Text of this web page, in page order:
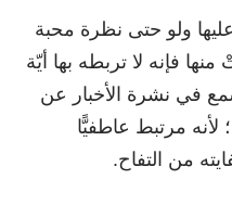
ولو حتى نظرة محبة
فإنه لا تربطه بها أيّة
في نشرة الأخبار عن
مرتبط عاطفيًّا
من التفاح.